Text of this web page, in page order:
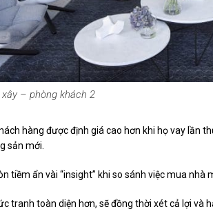
– phòng khách 2
hàng được định giá cao hơn khi họ vay lần
sản mới.
tiềm ẩn vài “insight” khi so sánh việc mua nhà
tranh toàn diện hơn, sẽ đồng thời xét cả lợi và